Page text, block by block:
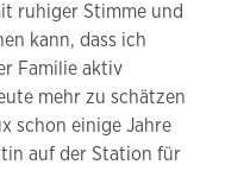
ruhiger Stimme und
kann, dass ich
Familie aktiv
mehr zu schätzen
schon einige Jahre
auf der Station für